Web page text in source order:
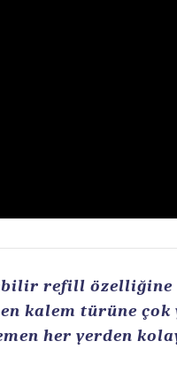
refill özelliğine
kalem türüne çok
her yerden